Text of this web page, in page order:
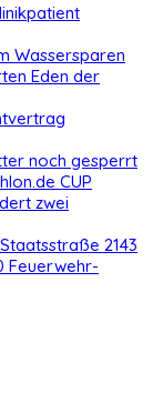
Wassersparen
Eden der
noch gesperrt
CUP
zwei
2143
Feuerwehr-